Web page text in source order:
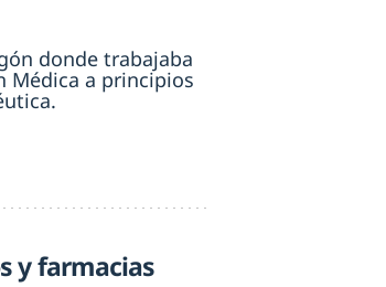
donde trabajaba
Médica a principios
y farmacias